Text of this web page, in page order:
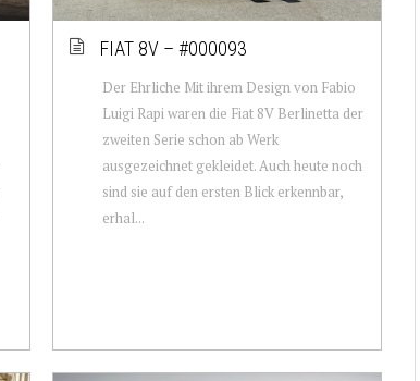
FIAT 8V – #000093
Der Ehrliche Mit ihrem Design von Fabio
Luigi Rapi waren die Fiat 8V Berlinetta der
zweiten Serie schon ab Werk
ausgezeichnet gekleidet. Auch heute noch
sind sie auf den ersten Blick erkennbar,
erhal...